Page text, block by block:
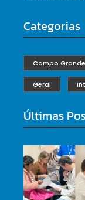
Categorias
Campo Grande
Geral
Últimas